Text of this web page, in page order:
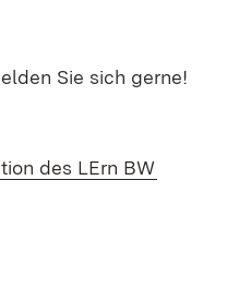
Sie sich gerne!
des LErn BW